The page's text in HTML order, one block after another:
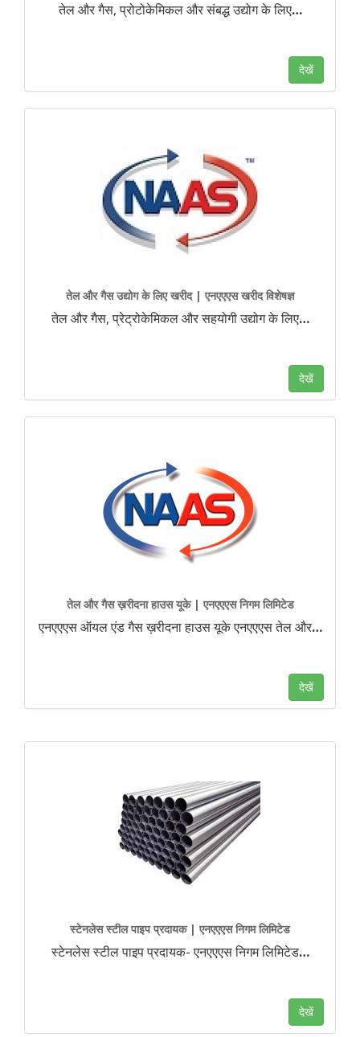
तेल और गैस, प्रोटोकेमिकल और संबद्ध उद्योग के लिए…
देखें
तेल और गैस उद्योग के लिए खरीद | एनएएएस खरीद विशेषज्ञ
तेल और गैस, प्रेट्रोकेमिकल और सहयोगी उद्योग के लिए…
देखें
तेल और गैस ख़रीदना हाउस यूके | एनएएएस निगम लिमिटेड
एनएएएस ऑयल एंड गैस ख़रीदना हाउस यूके एनएएएस तेल और…
देखें
स्टेनलेस स्टील पाइप प्रदायक | एनएएएस निगम लिमिटेड
स्टेनलेस स्टील पाइप प्रदायक- एनएएएस निगम लिमिटेड…
देखें